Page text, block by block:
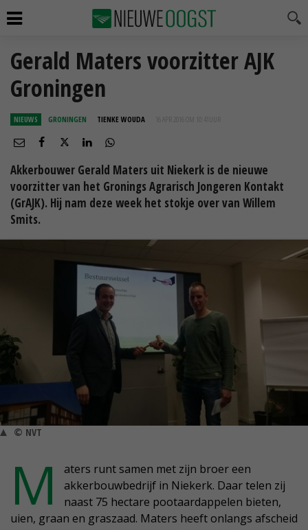
Gerald Maters voorzitter AJK
Groningen
NIEUWS GRONINGEN TIENKE WOUDA 16 APR 2016 OM 10:41
Akkerbouwer Gerald Maters uit Niekerk is de nieuwe
voorzitter van het Gronings Agrarisch Jongeren Kontakt
(GrAJK). Hij nam deze week het stokje over van Willem
Smits.
© NVT
M
aters runt samen met zijn broer een
akkerbouwbedrijf in Niekerk. Daar telen zij
naast 75 hectare pootaardappelen bieten,
uien, graan en graszaad. Maters heeft onlangs afscheid